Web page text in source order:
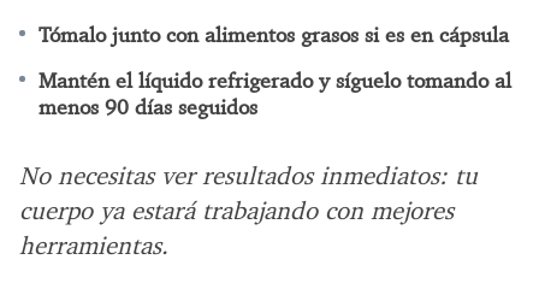
Tómalo junto con alimentos grasos si es en cápsula
Mantén el líquido refrigerado y síguelo tomando al
menos 90 días seguidos
No necesitas ver resultados inmediatos: tu
cuerpo ya estará trabajando con mejores
herramientas.